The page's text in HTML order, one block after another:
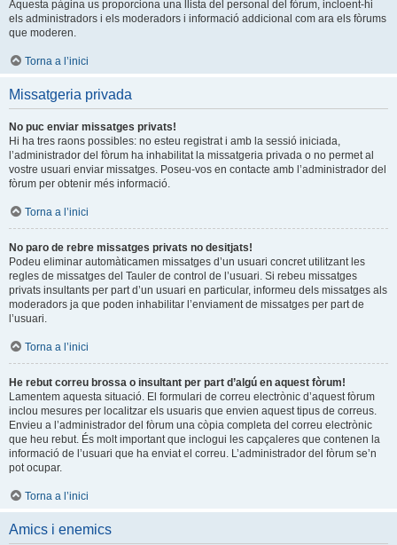
Aquesta pàgina us proporciona una llista del personal del fòrum, incloent-hi
els administradors i els moderadors i informació addicional com ara els fòrums
que moderen.
Torna a l’inici
Missatgeria privada
No puc enviar missatges privats!
Hi ha tres raons possibles: no esteu registrat i amb la sessió iniciada,
l’administrador del fòrum ha inhabilitat la missatgeria privada o no permet al
vostre usuari enviar missatges. Poseu-vos en contacte amb l’administrador del
fòrum per obtenir més informació.
Torna a l’inici
No paro de rebre missatges privats no desitjats!
Podeu eliminar automàticamen missatges d’un usuari concret utilitzant les
regles de missatges del Tauler de control de l’usuari. Si rebeu missatges
privats insultants per part d’un usuari en particular, informeu dels missatges als
moderadors ja que poden inhabilitar l’enviament de missatges per part de
l’usuari.
Torna a l’inici
He rebut correu brossa o insultant per part d’algú en aquest fòrum!
Lamentem aquesta situació. El formulari de correu electrònic d’aquest fòrum
inclou mesures per localitzar els usuaris que envien aquest tipus de correus.
Envieu a l’administrador del fòrum una còpia completa del correu electrònic
que heu rebut. És molt important que inclogui les capçaleres que contenen la
informació de l’usuari que ha enviat el correu. L’administrador del fòrum se’n
pot ocupar.
Torna a l’inici
Amics i enemics